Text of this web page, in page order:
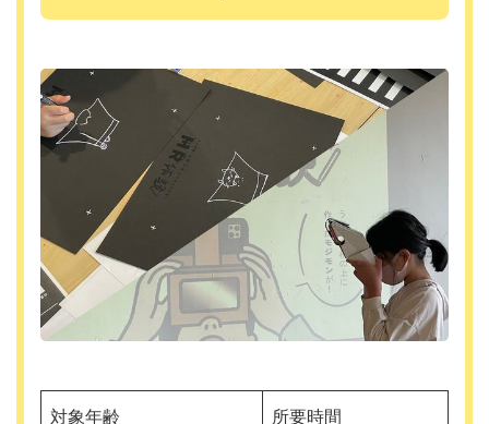
対象年齢 所要時間